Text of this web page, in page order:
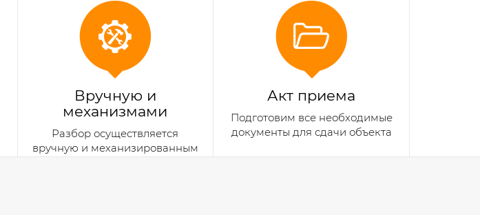
Вручную и
механизмами
Разбор осуществляется
вручную и механизированным
Акт приема
Подготовим все необходимые
документы для сдачи объекта